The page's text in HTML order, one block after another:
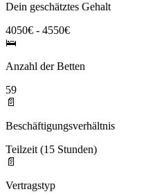
Dein geschätztes Gehalt
4050€ - 4550€
🛌
Anzahl der Betten
59
📄
Beschäftigungsverhältnis
Teilzeit (15 Stunden)
📄
Vertragstyp